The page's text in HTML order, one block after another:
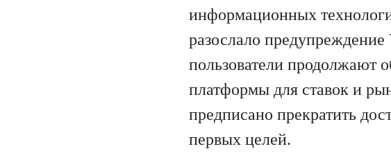
информационных
разослало
пользователи продолжают
платформы для ставок и
предписано прекратить
первых целей.